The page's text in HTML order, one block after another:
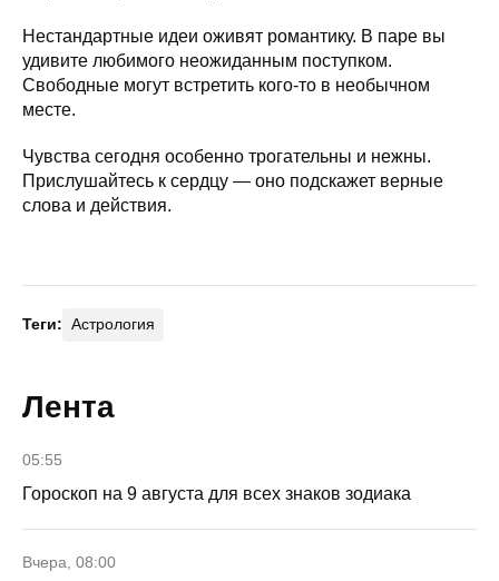
Нестандартные идеи оживят романтику. В паре вы
удивите любимого неожиданным поступком.
Свободные могут встретить кого-то в необычном
месте.
Чувства сегодня особенно трогательны и нежны.
Прислушайтесь к сердцу — оно подскажет верные
слова и действия.
Теги: Астрология
Лента
05:55
Гороскоп на 9 августа для всех знаков зодиака
Вчера, 08:00